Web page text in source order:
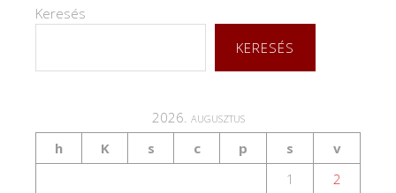
Keresés
KERESÉS
2026. augusztus
h
K s c p s
v
1
2